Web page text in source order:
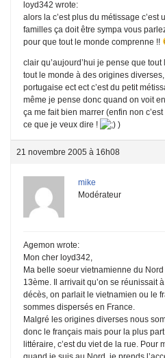
loyd342 wrote:
alors la c’est plus du métissage c’est
familles ça doit être sympa vous
pour que tout le monde comprenne !!
clair qu’aujourd’hui je pense que
tout le monde à des origines
portugaise ect ect c’est du petit
même je pense donc quand on voit
ça me fait bien marrer (enfin non
ce que je veux dire !
)
21 novembre 2005 à 16h08
mike
Modérateur
Agemon wrote:
Mon cher loyd342,
Ma belle soeur vietnamienne du
13ème. Il arrivait qu’on se réunissait
décès, on parlait le vietnamien ou le
sommes dispersés en France.
Malgré les origines diverses nous
donc le français mais pour la plus
littéraire, c’est du viet de la rue. Pour